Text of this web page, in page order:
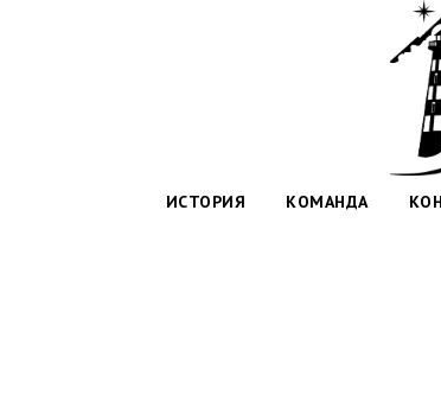
ИСТОРИЯ КОМАНДА